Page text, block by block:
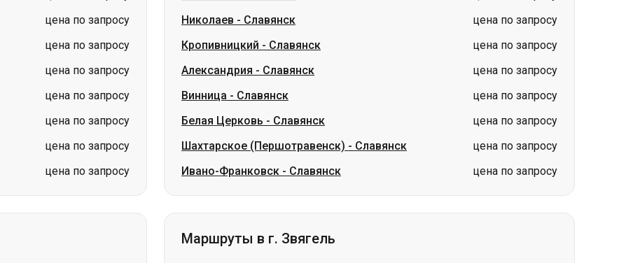
цена по запросу
цена по запросу
цена по запросу
цена по запросу
цена по запросу
цена по запросу
цена по запросу
Николаев - Славянск
цена по запросу
Кропивницкий - Славянск
цена по запросу
Александрия - Славянск
цена по запросу
Винница - Славянск
цена по запросу
Белая Церковь - Славянск
цена по запросу
Шахтарское (Першотравенск) - Славянск
цена по запросу
Ивано-Франковск - Славянск цена по запросу
Маршруты в г. Звягель